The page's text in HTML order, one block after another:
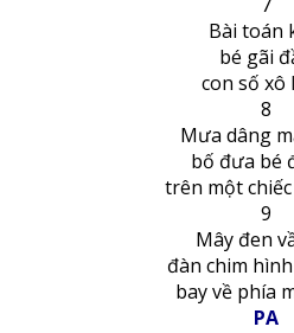
Bài toán
bé gãi
con số xô
8
Mưa dâng
bố đưa bé
trên một
9
Mây đen
đàn chim
bay về phía
PA